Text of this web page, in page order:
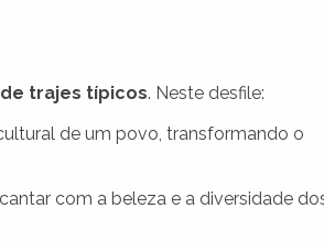
trajes típicos. Neste desfile:
de um povo, transformando o
com a beleza e a diversidade